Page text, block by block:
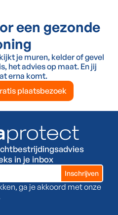
een gezonde
je muren, kelder of gevel
het advies op maat. En jij
erna komt.
plaatsbezoek
in je inbox
ga je akkoord met onze